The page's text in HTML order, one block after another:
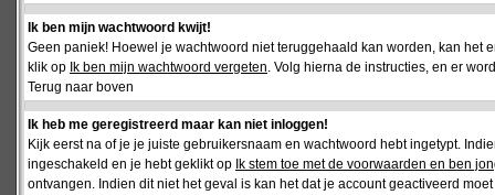
Ik ben mijn wachtwoord kwijt!
Geen paniek! Hoewel je wachtwoord niet teruggehaald kan worden, kan
klik op Ik ben mijn wachtwoord vergeten. Volg hierna de instructies, en er
Terug naar boven
Ik heb me geregistreerd maar kan niet inloggen!
Kijk eerst na of je je juiste gebruikersnaam en wachtwoord hebt ingetypt.
ingeschakeld en je hebt geklikt op Ik stem toe met de voorwaarden en ben
ontvangen. Indien dit niet het geval is kan het dat je account geactiveerd